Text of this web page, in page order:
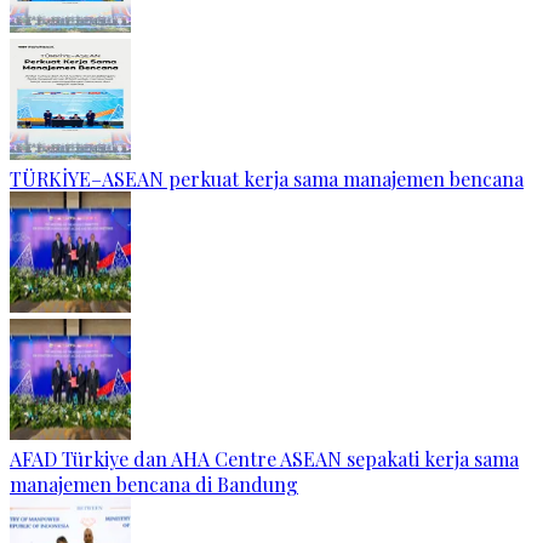
TÜRKİYE–ASEAN perkuat kerja sama manajemen bencana
AFAD Türkiye dan AHA Centre ASEAN sepakati kerja sama
manajemen bencana di Bandung